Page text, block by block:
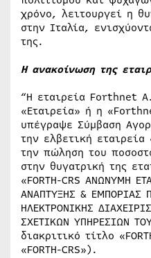
χρόνο, λειτουργεί η
στην Ιταλία,
της.
Η ανακοίνωση της
“Η εταιρεία Forthnet
«Εταιρεία» ή η
υπέγραψε Σύμβαση
την ελβετική εταιρεία
την πώληση του
στην θυγατρική της
«FORTH-CRS ΑΝΩΝΥΜΗ
ΑΝΑΠΤΥΞΗΣ & ΕΜΠΟΡΙΑΣ
ΗΛΕΚΤΡΟΝΙΚΗΣ
ΣΧΕΤΙΚΩΝ ΥΠΗΡΕΣΙΩΝ
διακριτικό τίτλο
«FORTH-CRS»).